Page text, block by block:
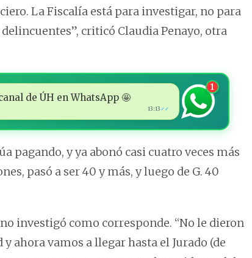
La Fiscalía está para investigar, no para
criticó Claudia Penayo, otra
de ÚH en WhatsApp 🤩
13:13 ✓✓
1
pagando, y ya abonó casi cuatro veces más
pasó a ser 40 y más, y luego de G. 40
investigó como corresponde. “No le dieron
ahora vamos a llegar hasta el Jurado (de